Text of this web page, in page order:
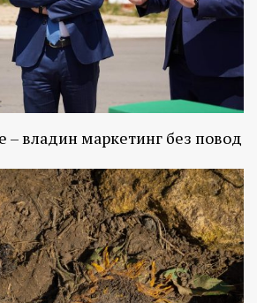
– владин маркетинг без повод